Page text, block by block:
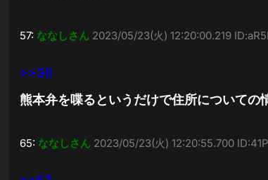
57: ななしさん 2023/05/23(火) 12:20:00.219
>>35
熊本弁を喋るというだけで住所についての
65: ななしさん 2023/05/23(火) 12:20:55.700